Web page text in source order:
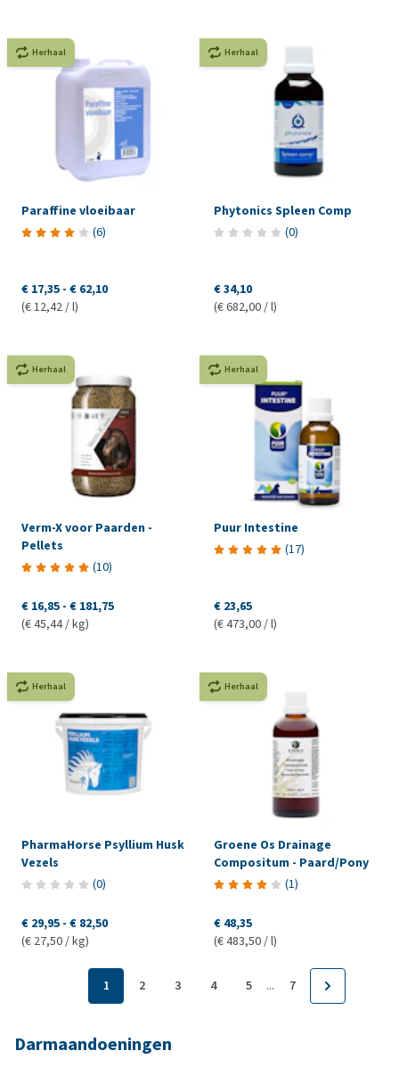
Herhaal
Paraffine vloeibaar
(6)
€ 17,35 - € 62,10
(€ 12,42 / l)
Herhaal
Phytonics Spleen Comp
(0)
€ 34,10
(€ 682,00 / l)
Herhaal
Verm-X voor Paarden -
Pellets
(10)
€ 16,85 - € 181,75
(€ 45,44 / kg)
Herhaal
Puur Intestine
(17)
€ 23,65
(€ 473,00 / l)
Herhaal
PharmaHorse Psyllium Husk
Vezels
(0)
€ 29,95 - € 82,50
(€ 27,50 / kg)
Herhaal
Groene Os Drainage
Compositum - Paard/Pony
(1)
€ 48,35
(€ 483,50 / l)
1 2 3 4 5 ... 7
Darmaandoeningen